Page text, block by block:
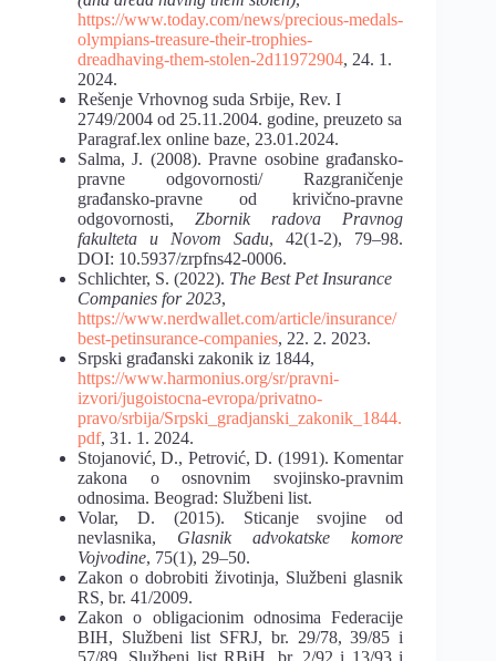
https://www.today.com/news/precious-medals-
olympians-treasure-their-trophies-
dreadhaving-them-stolen-2d11972904, 24. 1.
2024.
Rešenje Vrhovnog suda Srbije, Rev. I
2749/2004 od 25.11.2004. godine, preuzeto sa
Paragraf.lex online baze, 23.01.2024.
Salma, J. (2008). Pravne osobine građansko-
pravne odgovornosti/ Razgraničenje
građansko-pravne od krivično-pravne
odgovornosti,Zbornik radova Pravnog
fakulteta u Novom Sadu, 42(1-2), 79–98.
DOI: 10.5937/zrpfns42-0006.
Schlichter, S. (2022). The Best Pet Insurance
Companies for 2023,
https://www.nerdwallet.com/article/insurance/
best-petinsurance-companies, 22. 2. 2023.
Srpski građanski zakonik iz 1844,
https://www.harmonius.org/sr/pravni-
izvori/jugoistocna-evropa/privatno-
pravo/srbija/Srpski_gradjanski_zakonik_1844.
pdf, 31. 1. 2024.
Stojanović, D., Petrović, D. (1991). Komentar
zakona o osnovnim svojinsko-pravnim
odnosima. Beograd: Službeni list.
Volar, D. (2015). Sticanje svojine od
nevlasnika, Glasnik advokatske komore
Vojvodine, 75(1), 29–50.
Zakon o dobrobiti životinja, Službeni glasnik
RS, br. 41/2009.
Zakon o obligacionim odnosima Federacije
BIH, Službeni list SFRJ, br. 29/78, 39/85 i
57/89, Službeni list RBiH, br. 2/92 i 13/93 i